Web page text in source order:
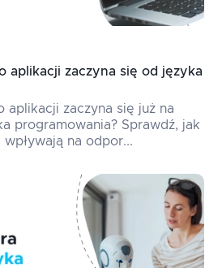
aplikacji zaczyna się od języka
aplikacji zaczyna się już na
programowania? Sprawdź, jak
na odpor...